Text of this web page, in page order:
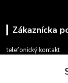
Zákaznícka
telefonický kontakt
v pracovných dňoch